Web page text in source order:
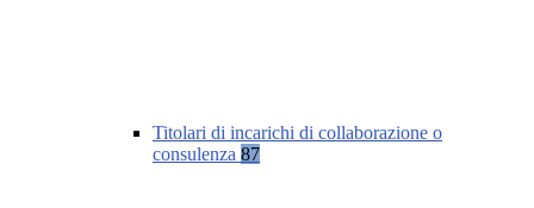
Titolari di incarichi di collaborazione o
consulenza 87